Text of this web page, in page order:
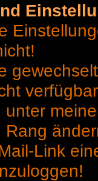
Rang
Link